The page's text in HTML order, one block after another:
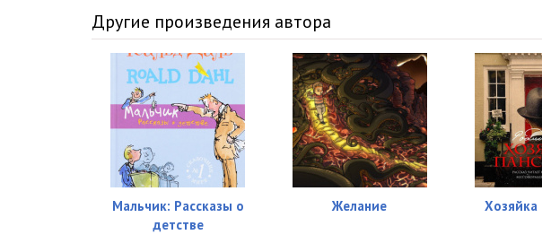
Другие произведения автора
Мальчик: Рассказы о
детстве
Желание Хозяйка